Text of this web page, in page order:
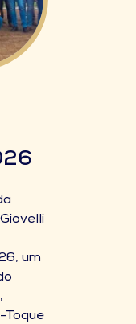
um
Toque